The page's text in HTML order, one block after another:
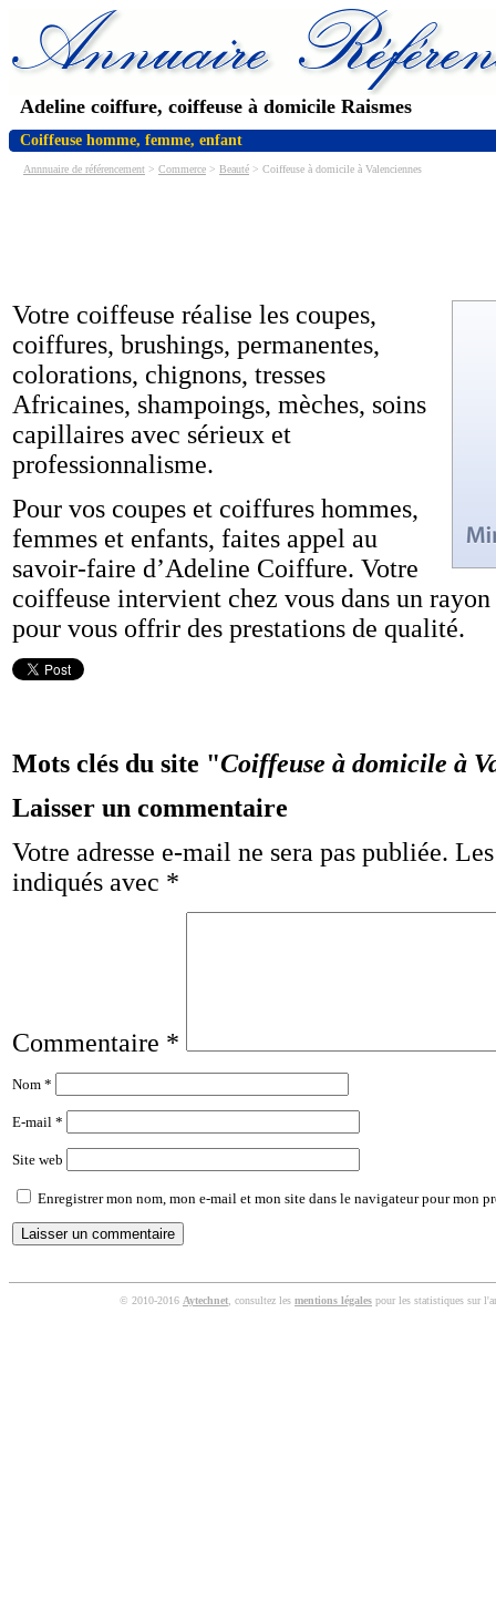
Adeline coiffure, coiffeuse à domicile Raismes
Coiffeuse homme, femme, enfant
Annnuaire de référencement > Commerce > Beauté > Coiffeuse à domicile à Valenciennes
Votre coiffeuse réalise les coupes,
coiffures, brushings, permanentes,
colorations, chignons, tresses
Africaines, shampoings, mèches, soins
capillaires avec sérieux et
professionnalisme.
Pour vos coupes et coiffures hommes,
femmes et enfants, faites appel au
savoir-faire d’Adeline Coiffure. Votre
coiffeuse intervient chez vous dans un
pour vous offrir des prestations de qualité.
Mots clés du site "Coiffeuse à domicile à
Laisser un commentaire
Votre adresse e-mail ne sera pas publiée.
indiqués avec *
Commentaire *
Nom *
E-mail *
Site web
Enregistrer mon nom, mon e-mail et mon site dans le navigateur pour mon
© 2010-2016 Aytechnet , consultez les mentions légales pour les statistiques sur